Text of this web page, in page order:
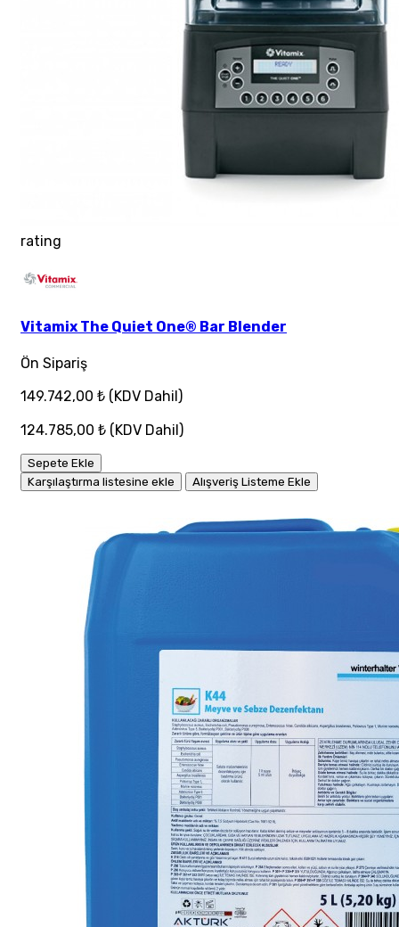
rating
Vitamix The Quiet One® Bar Blender
Ön Sipariş
149.742,00 ₺ (KDV Dahil)
124.785,00 ₺ (KDV Dahil)
Sepete Ekle
Karşılaştırma listesine ekle
Alışveriş Listeme Ekle